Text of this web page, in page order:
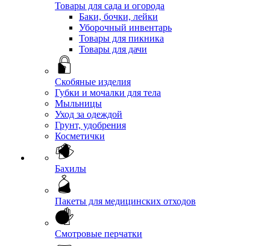
Товары для сада и огорода
Баки, бочки, лейки
Уборочный инвентарь
Товары для пикника
Товары для дачи
Скобяные изделия
Губки и мочалки для тела
Мыльницы
Уход за одеждой
Грунт, удобрения
Косметички
Бахилы
Пакеты для медицинских отходов
Смотровые перчатки